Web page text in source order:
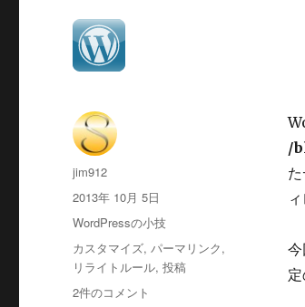
/
投
稿
jim912
投
稿
2013年 10月 5日
カ
テ
ゴ
リ
ー
WordPressの小技
タ
グ
カスタマイズ,パーマリンク,
リライトルール,投稿
投
2件のコメント